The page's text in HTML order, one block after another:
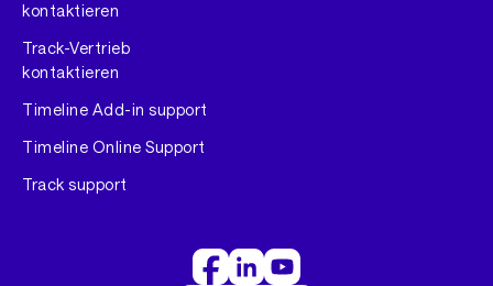
kontaktieren
Track-Vertrieb
kontaktieren
Timeline Add-in support
Timeline Online Support
Track support